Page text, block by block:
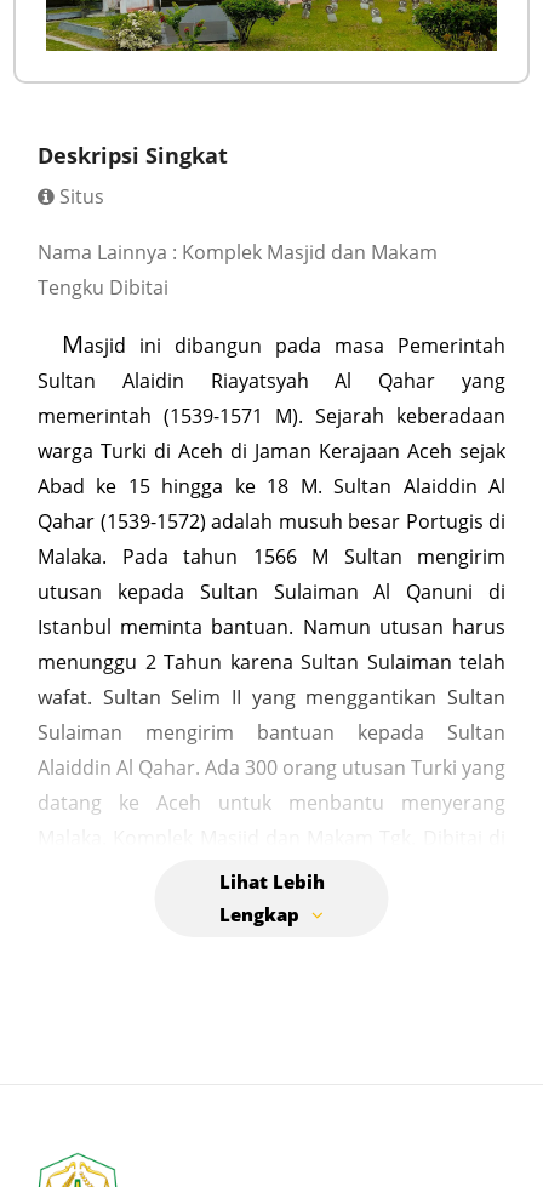
Deskripsi Singkat
Situs
Nama Lainnya : Komplek Masjid dan Makam
Tengku Dibitai
Masjid ini dibangun pada masa Pemerintah
Sultan Alaidin Riayatsyah Al Qahar yang
memerintah (1539-1571 M). Sejarah keberadaan
warga Turki di Aceh di Jaman Kerajaan Aceh sejak
Abad ke 15 hingga ke 18 M. Sultan Alaiddin Al
Qahar (1539-1572) adalah musuh besar Portugis di
Malaka. Pada tahun 1566 M Sultan mengirim
utusan kepada Sultan Sulaiman Al Qanuni di
Istanbul meminta bantuan. Namun utusan harus
menunggu 2 Tahun karena Sultan Sulaiman telah
wafat. Sultan Selim II yang menggantikan Sultan
Sulaiman mengirim bantuan kepada Sultan
Alaiddin Al Qahar. Ada 300 orang utusan Turki yang
datang ke Aceh untuk menbantu menyerang
Gampong Bitai, Kecamatan Jaya Baru, Kota Banda
Aceh, merupakan bukti sejarah penting yang
poin-poin penting dari sejarah Komplek ini adalah